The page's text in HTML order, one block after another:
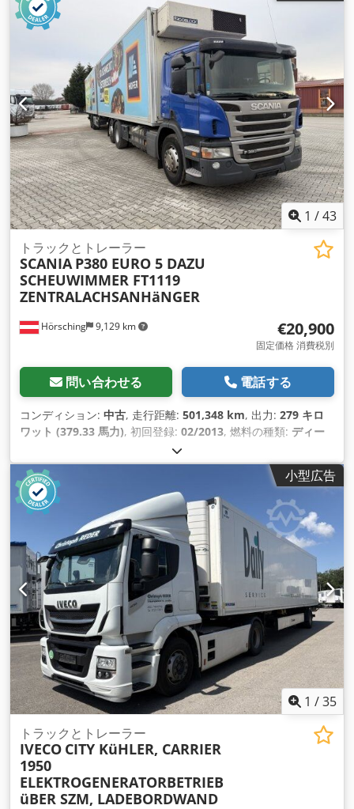
1 /43
Hörsching 9,129 km
トラックとトレーラー
SCANIA P380 EURO 5 DAZU
SCHEUWIMMER FT1119
ZENTRALACHSANHäNGER
€20,900
固定価格 消費税別
問い合わせる 電話する
コンディション: 中古, 走行距離: 501,348 km, 出力: 279 キロ
ワット (379.33 馬力), 初回登録: 02/2013, 燃料の種類: ディー
セミオートマチック
備:ABS（アンチロック・ブレーキ・システム）, すすフィルタ
ー, イモビライザーシステム, エアコン, クルーズコントロール,
セントラルロック, 車載コンピュータ,
小型広告
1 /35
トラックとトレーラー
IVECO CITY KüHLER, CARRIER
1950
ELEKTROGENERATORBETRIEB
üBER SZM, LADEBORDWAND